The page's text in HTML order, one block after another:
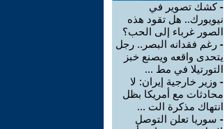
-كشك تصوير في
نيويورك.. هل تقود هذه
الصور غرباء إلى الحب؟
- رغم فقدانه البصر.. رجل
يتحدى واقعه ويصنع خبز
التورتيلا في مط ...
- وزير خارجية إيران: لا
محادثات مع أمريكا بظل
انتهاك مذكرة الت ...
- سوريا تعلن التوصل